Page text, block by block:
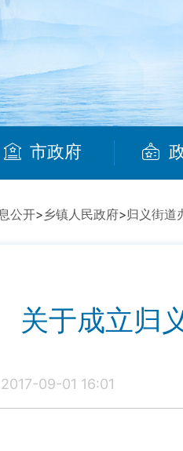
市政府
公开>乡镇人民政府>归义街道
关于成立归
09-01 16:01